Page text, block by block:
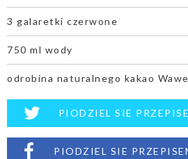
3 galaretki czerwone
750 ml wody
odrobina naturalnego kakao
PIODZIEL SIE
PIODZIEL SIE